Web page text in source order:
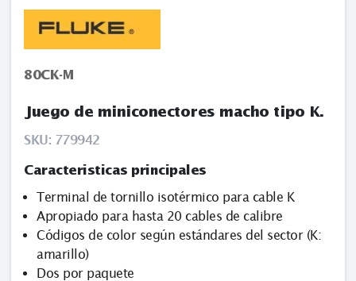
80CK-M
Juego de miniconectores macho tipo K.
SKU: 779942
Caracteristicas principales
Terminal de tornillo isotérmico para cable K
Apropiado para hasta 20 cables de calibre
Códigos de color según estándares del sector (K:
amarillo)
Dos por paquete